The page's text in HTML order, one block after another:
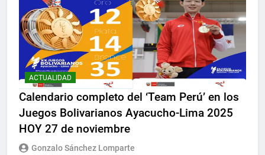
ACTUALIDAD
Calendario completo del ‘Team Perú’ en los
Juegos Bolivarianos Ayacucho-Lima 2025
HOY 27 de noviembre
Gonzalo Sánchez Lomparte